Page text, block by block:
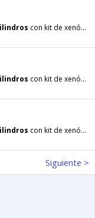
con kit de xenón nuevo, topes de caída, escape akrapovic
con kit de xenón nuevo, topes de caída, escape akrapovic
con kit de xenón nuevo, topes de caída, escape akrapovic
Siguiente >